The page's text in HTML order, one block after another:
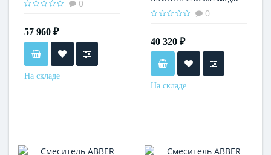
0
57 960 ₽
На складе
раковины, хром 0
40 320 ₽
На складе